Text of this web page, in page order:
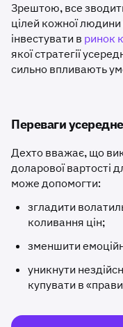
Зрештою, все
цілей кожної людини
інвестувати в ринок
якої стратегії
сильно впливають
Переваги
Дехто вважає, що
доларової вартості
може допомогти:
згладити
коливання цін;
зменшити
уникнути
купувати в